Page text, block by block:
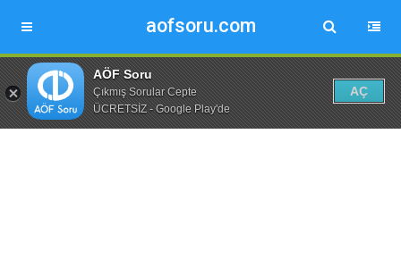
aofsoru.com
AÖF Soru
Çıkmış Sorular Cepte
ÜCRETSİZ - Google Play'de
AÇ